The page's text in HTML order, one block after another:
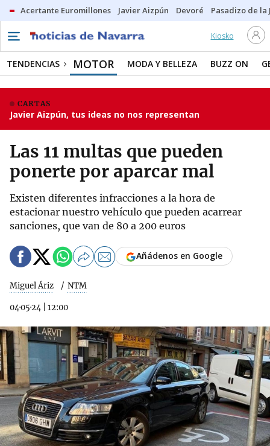
Acertante Euromillones Javier Aizpún Devoré Pasadizo de la
Kiosko
TENDENCIAS MOTOR MODA Y BELLEZA BUZZ ON
CARTAS
Javier Aizpún, tus ideas no nos representan
Las 11 multas que pueden
ponerte por aparcar mal
Existen diferentes infracciones a la hora de
estacionar nuestro vehículo que pueden acarrear
sanciones, que van de 80 a 200 euros
Miguel Áriz NTM
04·05·24 12:00
Añádenos en Google